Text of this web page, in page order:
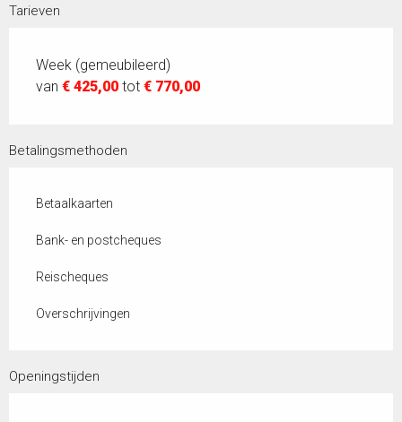
Tarieven
Week (gemeubileerd)
van € 425,00 tot € 770,00
Betalingsmethoden
Betaalkaarten
Bank- en postcheques
Reischeques
Overschrijvingen
Openingstijden